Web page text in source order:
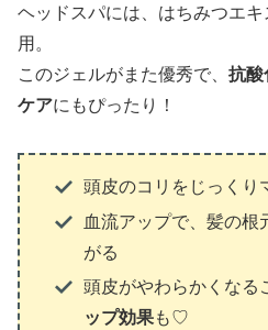
ヘッドスパには、はちみつエ
用。
このジェルがまた優秀で、 抗酸
ケアにもぴったり！
頭皮のコリをじっくり
血流アップで、髪の根
がる
頭皮がやわらかくなる
ップ効果も♡